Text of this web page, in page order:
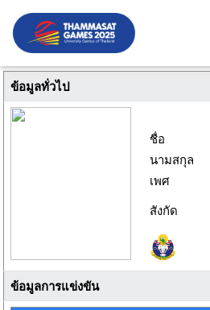
ข้อมูลทั่วไป
ชื่อ
นามสกุล
เพศ
สังกัด
ข้อมูลการแข่งขัน